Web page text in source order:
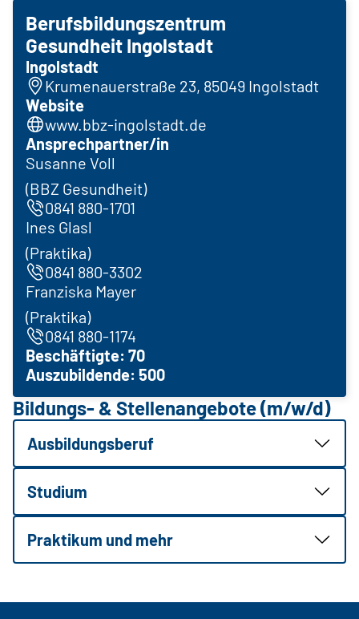
Berufsbildungszentrum
Gesundheit Ingolstadt
Ingolstadt
Krumenauerstraße 23, 85049 Ingolstadt
Website
www.bbz-ingolstadt.de
Ansprechpartner/in
Susanne Voll
(BBZ Gesundheit)
0841 880-1701
Ines Glasl
(Praktika)
0841 880-3302
Franziska Mayer
(Praktika)
0841 880-1174
Beschäftigte: 70
Auszubildende: 500
Bildungs- & Stellenangebote (m/w/d)
Ausbildungsberuf
Studium
Praktikum und mehr